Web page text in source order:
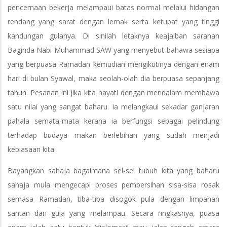
pencernaan bekerja melampaui batas normal melalui hidangan
rendang yang sarat dengan lemak serta ketupat yang tinggi
kandungan gulanya. Di sinilah letaknya keajaiban saranan
Baginda Nabi Muhammad SAW yang menyebut bahawa sesiapa
yang berpuasa Ramadan kemudian mengikutinya dengan enam
hari di bulan Syawal, maka seolah-olah dia berpuasa sepanjang
tahun. Pesanan ini jika kita hayati dengan mendalam membawa
satu nilai yang sangat baharu. Ia melangkaui sekadar ganjaran
pahala semata-mata kerana ia berfungsi sebagai pelindung
terhadap budaya makan berlebihan yang sudah menjadi
kebiasaan kita.
Bayangkan sahaja bagaimana sel-sel tubuh kita yang baharu
sahaja mula mengecapi proses pembersihan sisa-sisa rosak
semasa Ramadan, tiba-tiba disogok pula dengan limpahan
santan dan gula yang melampau. Secara ringkasnya, puasa